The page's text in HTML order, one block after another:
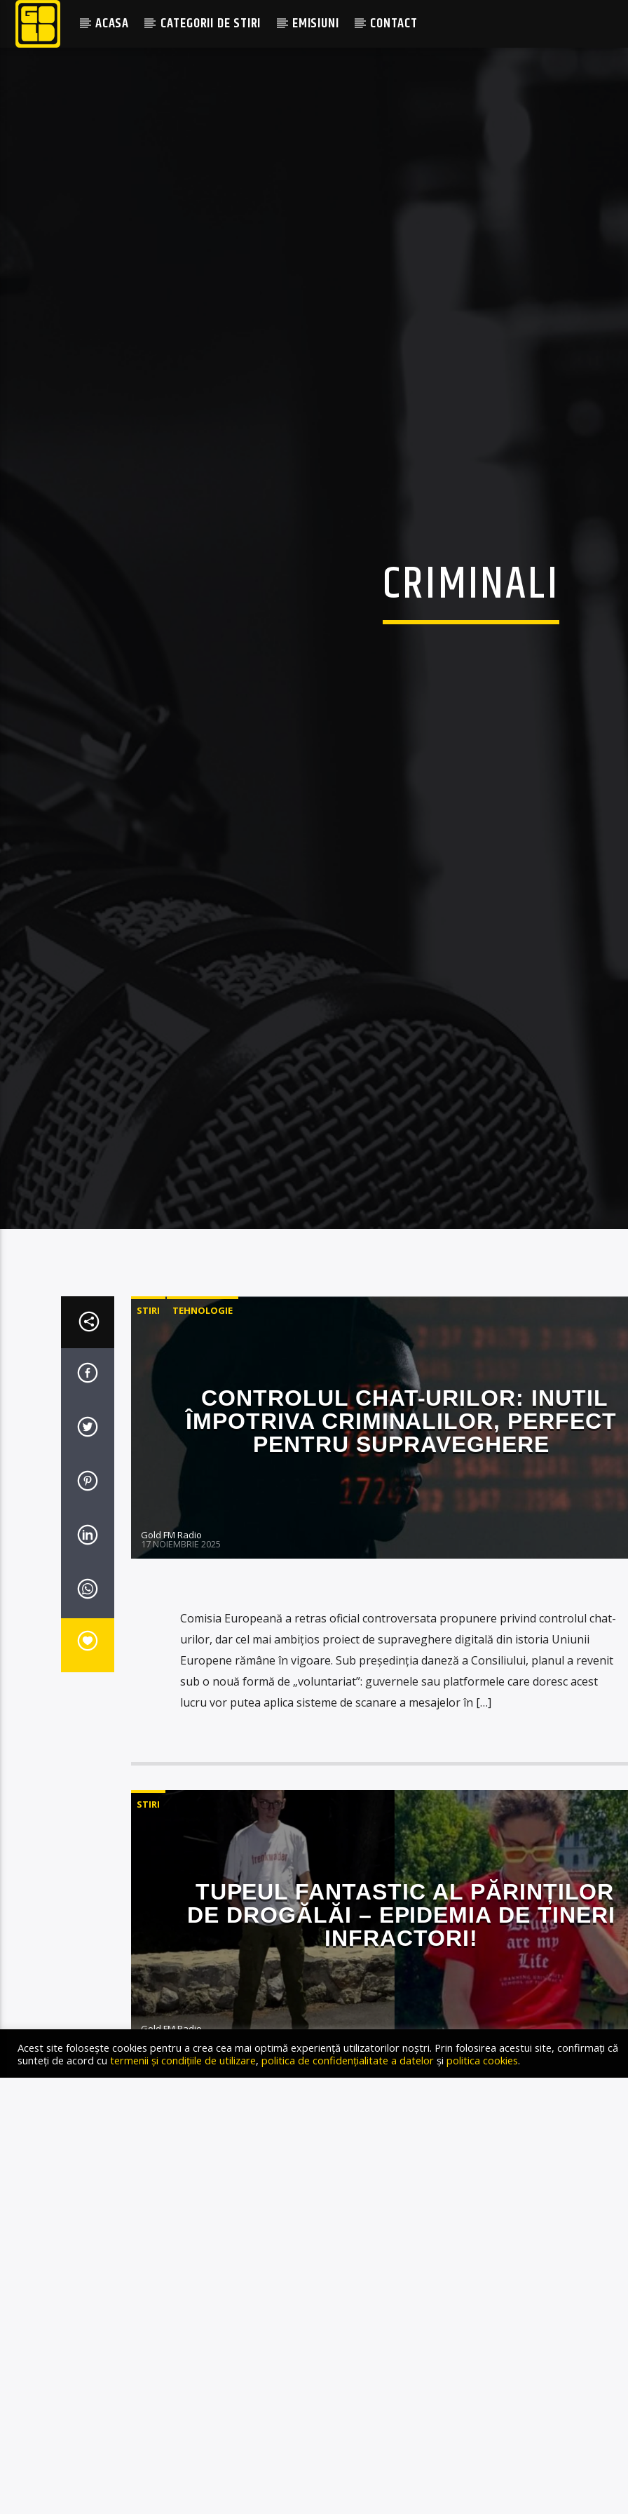
ACASA CATEGORII DE STIRI EMISIUNI CONTACT
CRIMINALI
STIRI TEHNOLOGIE
CONTROLUL CHAT-URILOR: INUTIL
ÎMPOTRIVA CRIMINALILOR, PERFECT
PENTRU SUPRAVEGHERE
Gold FM Radio
17 NOIEMBRIE 2025
Comisia Europeană a retras oficial controversata propunere privind controlul chat-
urilor, dar cel mai ambițios proiect de supraveghere digitală din istoria Uniunii
Europene rămâne în vigoare. Sub președinția daneză a Consiliului, planul a revenit
sub o nouă formă de „voluntariat”: guvernele sau platformele care doresc acest
lucru vor putea aplica sisteme de scanare a mesajelor în […]
STIRI
TUPEUL FANTASTIC AL PĂRINȚILOR
DE DROGĂLĂI – EPIDEMIA DE TINERI
INFRACTORI!
Gold FM Radio
Acest site folosește cookies pentru a crea cea mai optimă experiență utilizatorilor noștri. Prin folosirea acestui site, confirmați că
sunteți de acord cu termenii și condițiile de utilizare, politica de confidențialitate a datelor și politica cookies.